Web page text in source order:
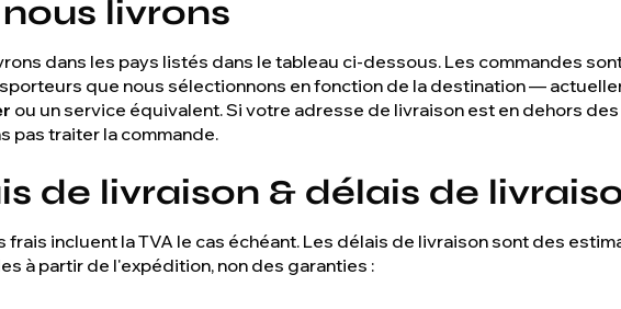
livrons
dans les pays listés dans le tableau ci-dessous. Les commandes
que nous sélectionnons en fonction de la destination —
ou un service équivalent. Si votre adresse de livraison est en dehors
pas traiter la commande.
de livraison & délais de
frais incluent la TVA le cas échéant. Les délais de livraison sont des
à partir de l'expédition, non des garanties :